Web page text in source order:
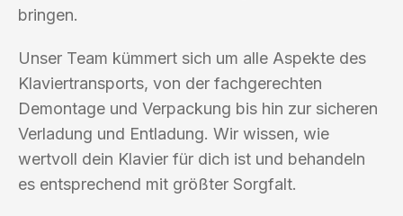
bringen.
Unser Team kümmert sich um alle Aspekte des
Klaviertransports, von der fachgerechten
Demontage und Verpackung bis hin zur sicheren
Verladung und Entladung. Wir wissen, wie
wertvoll dein Klavier für dich ist und behandeln
es entsprechend mit größter Sorgfalt.